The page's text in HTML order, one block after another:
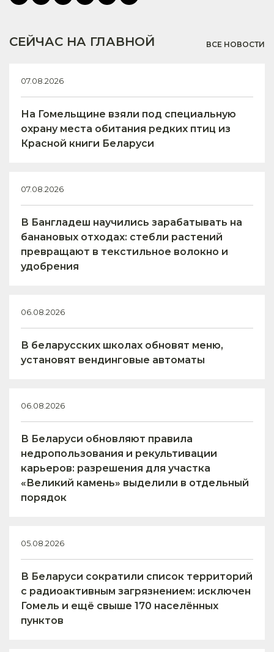
СЕЙЧАС НА ГЛАВНОЙ ВСЕ НОВОСТИ
07.08.2026
На Гомельщине взяли под специальную
охрану места обитания редких птиц из
Красной книги Беларуси
07.08.2026
В Бангладеш научились зарабатывать на
банановых отходах: стебли растений
превращают в текстильное волокно и
удобрения
06.08.2026
В беларусских школах обновят меню,
установят вендинговые автоматы
06.08.2026
В Беларуси обновляют правила
недропользования и рекультивации
карьеров: разрешения для участка
«Великий камень» выделили в отдельный
порядок
05.08.2026
В Беларуси сократили список территорий
с радиоактивным загрязнением: исключен
Гомель и ещё свыше 170 населённых
пунктов